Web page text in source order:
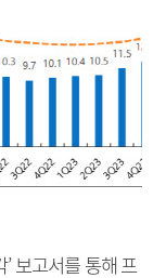
보고서를 통해 프